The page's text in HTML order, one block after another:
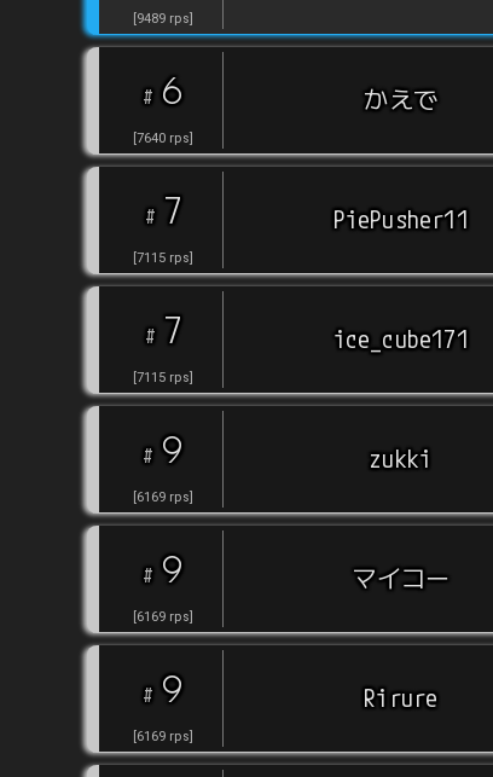
9489 rps
# 6
7640 rps
かえで
# 7
7115 rps
PiePusher11
# 7
7115 rps
ice_cube171
# 9
6169 rps
zukki
# 9
6169 rps
マイコー
# 9
6169 rps
Rirure